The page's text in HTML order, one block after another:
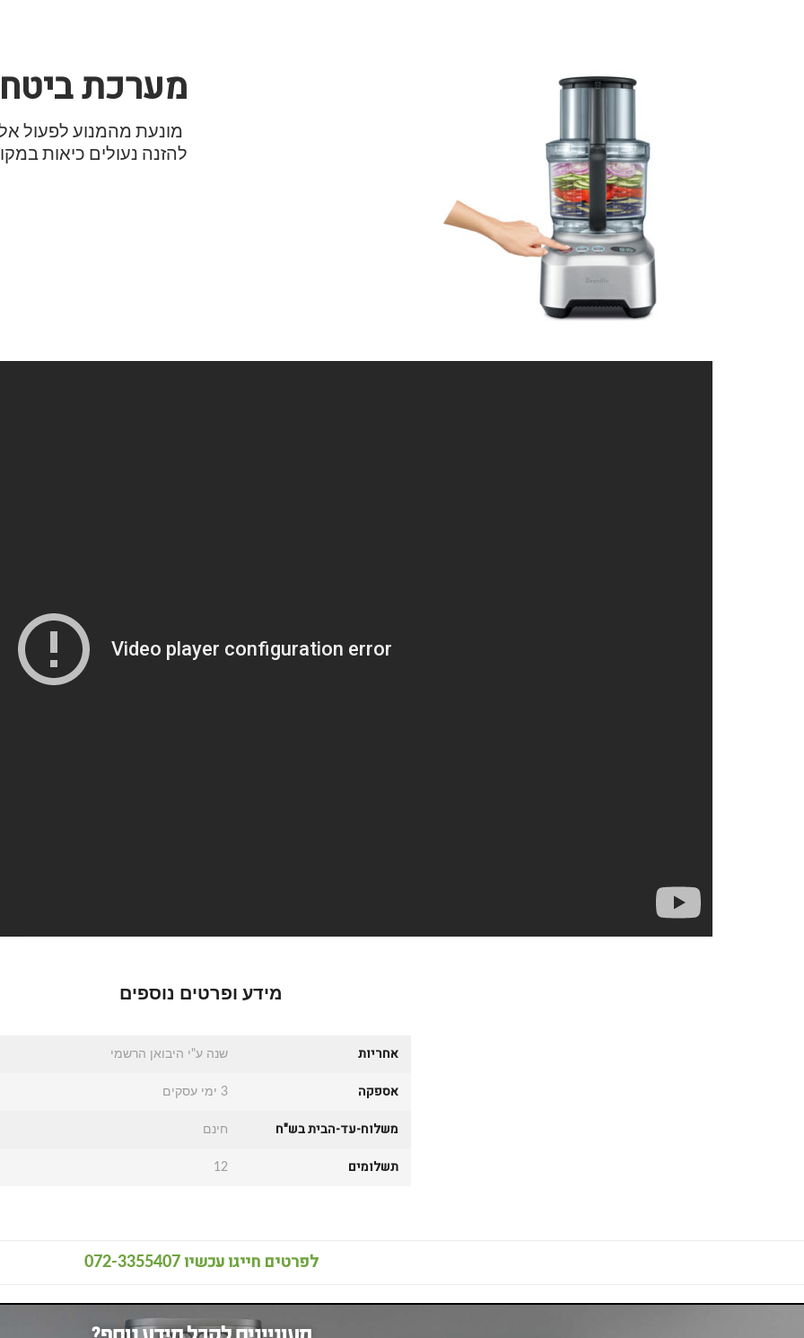
מערכת
מונעת מהמנוע לפעול
להזנה נעולים כיאות
מידע ופרטים נוספים
אחריות שנה ע"י היבואן הרשמי
אספקה 3 ימי עסקים
משלוח-עד-הבית בש"ח חינם
תשלומים 12
לפרטים חייגו עכשיו072-3355407